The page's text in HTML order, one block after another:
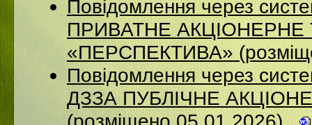
Повідомлення через
ПРИВАТНЕ
«ПЕРСПЕКТИВА»
Повідомлення через
ДЗЗА ПУБЛІЧНЕ